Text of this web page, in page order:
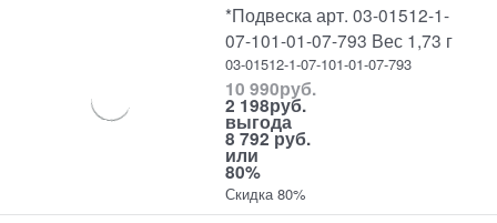
*Подвеска арт. 03-01512-1-
07-101-01-07-793 Вес 1,73 г
03-01512-1-07-101-01-07-793
10 990руб.
2 198руб.
выгода
8 792 руб.
или
80%
Скидка 80%